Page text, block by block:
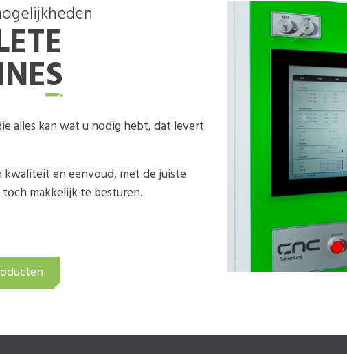
alles kan wat u nodig hebt, dat levert
kwaliteit en eenvoud, met de juiste
makkelijk te besturen.